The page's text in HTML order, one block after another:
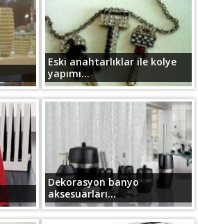
Eski anahtarlıklar ile kolye
yapımı...
Dekorasyon banyo
aksesuarları...